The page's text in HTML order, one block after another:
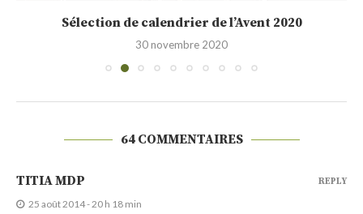
Sélection de calendrier de l’Avent 2020
30 novembre 2020
64 COMMENTAIRES
TITIA MDP
25 août 2014 - 20 h 18 min
REPLY